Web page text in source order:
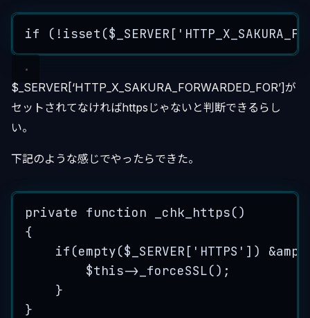
if ( ! isset ($_SERVER [ '
$_SERVER[‘HTTP_X_SAKURA_FORWARDED_FOR’]が
セットされてなければhttpsじゃないと判断できるらし
い。
下記のような感じでやったらできた。
private function _chk_https()
{
if (empty($_SERVER [ ' HTTPS ' ]) &amp
$this-> _forceSSL();
}
}